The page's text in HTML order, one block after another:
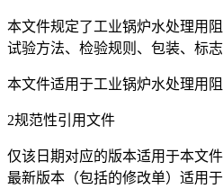
本文件规定了工业锅炉水处理用
试验方法、检验规则、包装、标
本文件适用于工业锅炉水处理用
2规范性引用文件
仅该日期对应的版本适用于本文
最新版本（包括的修改单）适用